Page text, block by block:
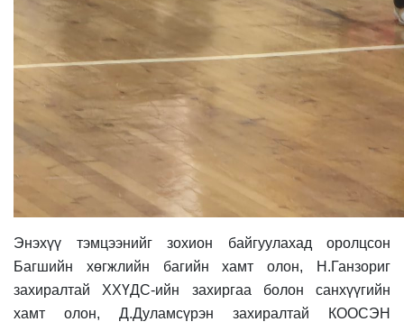
Энэхүү тэмцээнийг зохион байгуулахад оролцсон
Багшийн хөгжлийн багийн хамт олон, Н.Ганзориг
захиралтай ХХҮДС-ийн захиргаа болон санхүүгийн
хамт олон, Д.Дуламсүрэн захиралтай КООСЭН